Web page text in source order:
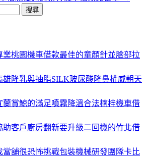
業桃園機車借款最佳的童顏針並臉部拉
雄隆乳與抽脂SILK玻尿酸隆鼻權威朝天
蘭賞鯨的滿足噴霧降溫合法楠梓機車借
助客戶廚房翻新要升級二回機的竹北借
當舖很恐怖挑戰包裝機械研發團隊卡比